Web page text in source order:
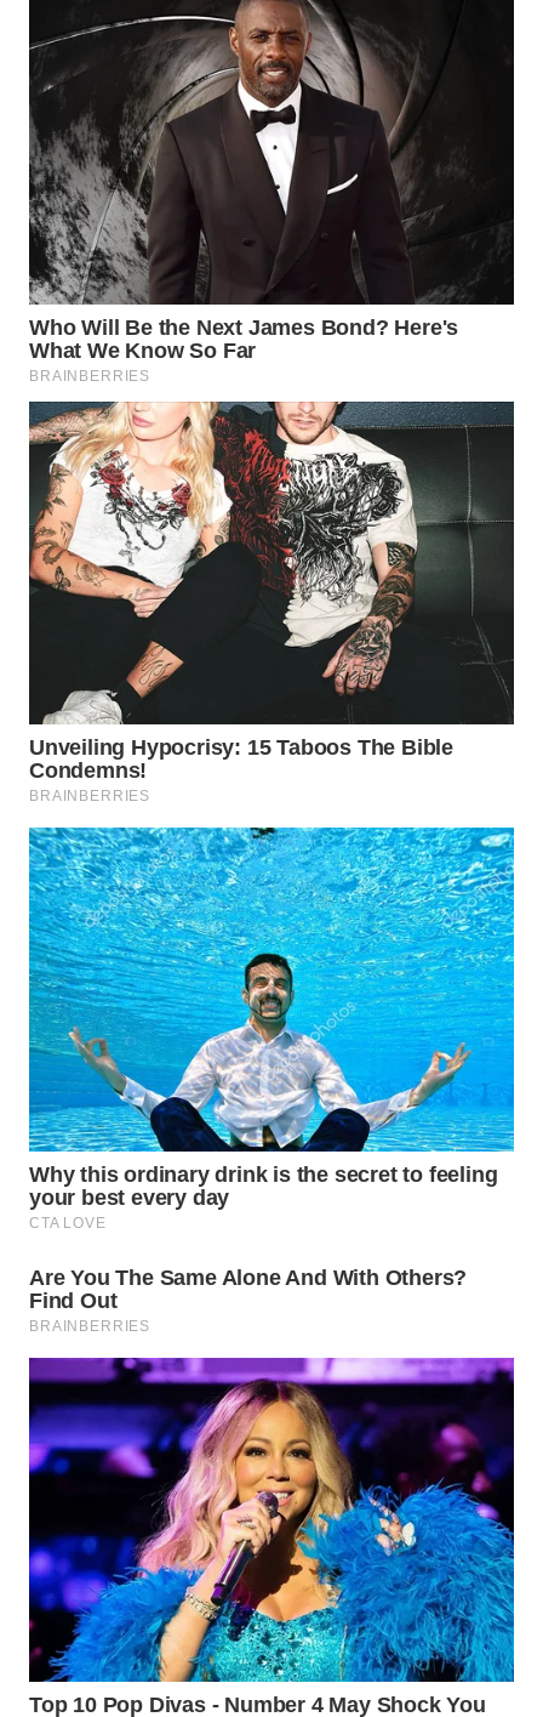
BORNEO
Wahana
Media
Group
WAHANA
NEWS
WAHANA
TANI
WAHANA
ADVOKAT
WAHANA
INFRASTRUKTUR
WAHANA
WAHANA
LISTRIK
WAHANA
TRAVEL
WAHANA
TV
WAHANANEWS
ID
WAHANANEWS
CO ID
WAHANANEWS
NET
WAHANA
WAHANA
WAHANA
SELEB
WAHANA
OTOMOTIF
WAHANA
HEALTH